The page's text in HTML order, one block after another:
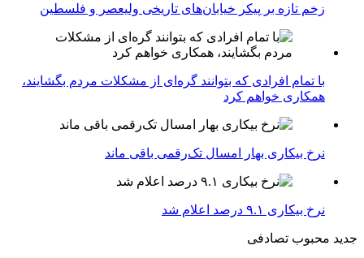
زخم تازه بر پیکر خیابان‌های تاریخی ولیعصر و فلسطین
با تمام افرادی که بتوانند گره‌ای از مشکلات مردم بگشایند،
همکاری خواهم کرد
نرخ بیکاری بهار امسال تک‌رقمی باقی ماند
نرخ بیکاری ۹.۱ درصد اعلام شد
جدید محبوب تصادفی